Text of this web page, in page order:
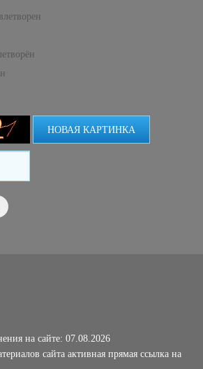
НОВАЯ КАРТИНКА
на сайте: 07.08.2026
сайта активная прямая ссылка на